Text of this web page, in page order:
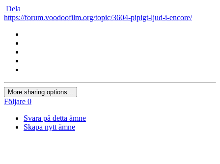
Dela
https://forum.voodoofilm.org/topic/3604-pipigt-ljud-i-encore/
More sharing options...
Följare 0
Svara på detta ämne
Skapa nytt ämne